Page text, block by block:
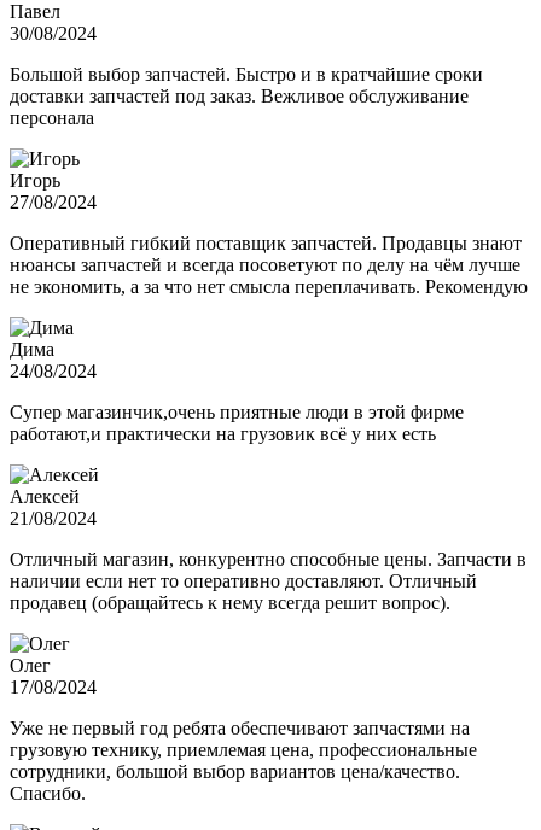
Павел
30/08/2024
Большой выбор запчастей. Быстро и в кратчайшие сроки
доставки запчастей под заказ. Вежливое обслуживание
персонала
Игорь
27/08/2024
Оперативный гибкий поставщик запчастей. Продавцы знают
нюансы запчастей и всегда посоветуют по делу на чём лучше
не экономить, а за что нет смысла переплачивать. Рекомендую
Дима
24/08/2024
Супер магазинчик,очень приятные люди в этой фирме
работают,и практически на грузовик всё у них есть
Алексей
21/08/2024
Отличный магазин, конкурентно способные цены. Запчасти в
наличии если нет то оперативно доставляют. Отличный
продавец (обращайтесь к нему всегда решит вопрос).
Олег
17/08/2024
Уже не первый год ребята обеспечивают запчастями на
грузовую технику, приемлемая цена, профессиональные
сотрудники, большой выбор вариантов цена/качество.
Спасибо.